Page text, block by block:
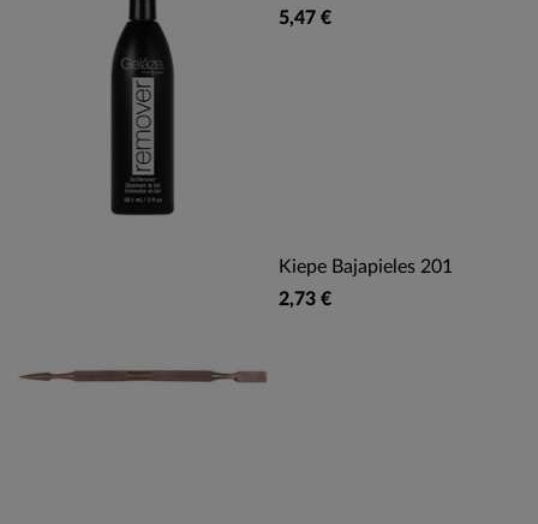
5,47 €
Kiepe Bajapieles 201
2,73 €